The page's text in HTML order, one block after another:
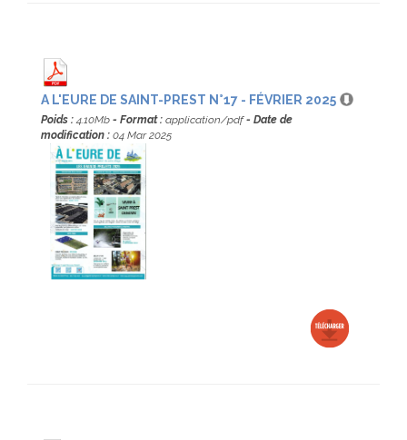
A L'EURE DE SAINT-PREST N°17 - FÉVRIER 2025
Poids :4.10Mb - Format : application/pdf- Date de
modification : 04 Mar 2025